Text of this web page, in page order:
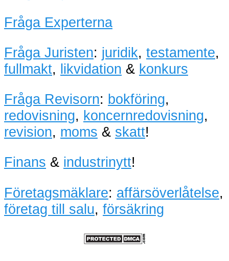
Fråga Experterna
Fråga Juristen: juridik, testamente,
fullmakt, likvidation & konkurs
Fråga Revisorn: bokföring,
redovisning, koncernredovisning,
revision, moms & skatt!
Finans & industrinytt!
Företagsmäklare: affärsöverlåtelse,
företag till salu, försäkring